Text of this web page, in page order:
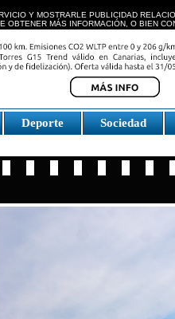
Y MOSTRARLE PUBLICIDAD
OBTENER MÁS INFORMACIÓN, O BIEN
Deporte Sociedad